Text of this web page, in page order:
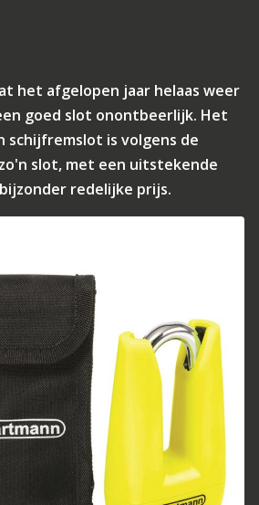
het afgelopen jaar helaas weer
goed slot onontbeerlijk. Het
schijfremslot is volgens de
slot, met een uitstekende
redelijke prijs.